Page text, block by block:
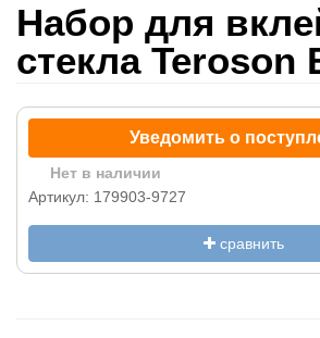
Набор для
стекла Teroson
Уведомить о
Нет в наличии
Артикул: 179903-9727
сравнить